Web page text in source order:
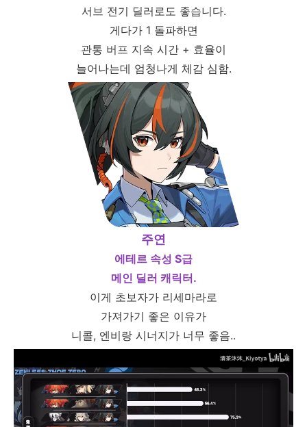
서브 전기 딜러로도 좋습니다.
게다가 1 돌파하면
관통 버프 지속 시간 + 효율이
늘어나는데 엄청나게 체감 심함.
주연
에테르 속성 S급
메인 딜러 캐릭터.
이게 초보자가 리세마라로
가져가기 좋은 이유가
니콜, 엔비랑 시너지가 너무 좋음..